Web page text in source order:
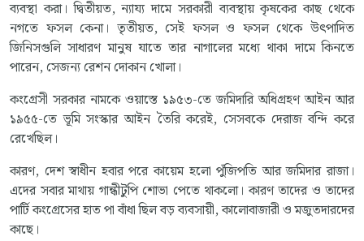
ব্যবস্থা করা। দ্বিতীয়ত, ন্যায্য দামে সরকারী ব্যবস্থায় কৃষকের কাছ থেকে
নগতে ফসল কেনা। তৃতীয়ত, সেই ফসল ও ফসল থেকে উৎপাদিত
জিনিসগুলি সাধারণ মানুষ যাতে তার নাগালের মধ্যে থাকা দামে কিনতে
পারেন, সেজন্য রেশন দোকান খোলা।
কংগ্রেসী সরকার নামকে ওয়াস্তে ১৯৫৩-তে জমিদারি অধিগ্রহণ আইন আর
১৯৫৫-তে ভূমি সংস্কার আইন তৈরি করেই, সেসবকে দেরাজ বন্দি করে
রেখেছিল।
কারণ, দেশ স্বাধীন হবার পরে কায়েম হলো পুঁজিপতি আর জমিদার রাজা।
এদের সবার মাথায় গান্ধীটুপি শোভা পেতে থাকলো। কারণ তাদের ও তাদের
পার্টি কংগ্রেসের হাত পা বাঁধা ছিল বড় ব্যবসায়ী, কালোবাজারী ও মজুতদারদের
কাছে।